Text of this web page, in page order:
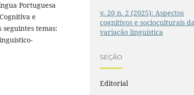
Portuguesa
e
temas:
v. 20 n. 2 (2025): Aspectos
cognitivos e socioculturais
variação linguística
SEÇÃO
Editorial